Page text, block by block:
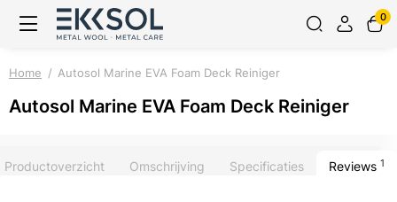
0
Home Autosol Marine EVA Foam Deck Reiniger
Autosol Marine EVA Foam Deck Reiniger
Productoverzicht Omschrijving Specificaties Reviews 1